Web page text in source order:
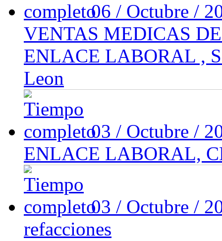
06 / Octubre /
VENTAS MEDICAS
ENLACE LABORAL ,
Leon
03 / Octubre /
ENLACE LABORAL,
03 / Octubre /
refacciones